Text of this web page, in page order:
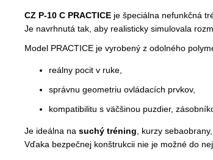
CZ P-10 C PRACTICE je špeciálna nefunkčná
Je navrhnutá tak, aby realisticky simulovala
Model PRACTICE je vyrobený z odolného
reálny pocit v ruke,
správnu geometriu ovládacích prvkov,
kompatibilitu s väčšinou puzdier,
Je ideálna na suchý tréning , kurzy
Vďaka bezpečnej konštrukcii nie je možné do